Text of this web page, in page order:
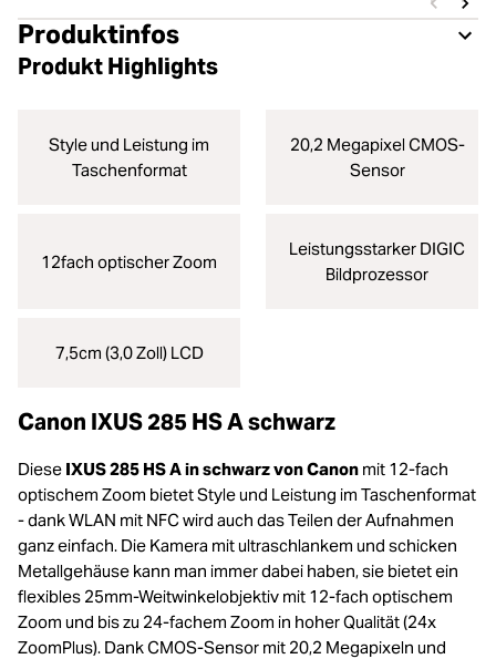
Produktinfos
Produkt Highlights
Style und Leistung im
Taschenformat
20,2 Megapixel CMOS-
Sensor
12fach optischer Zoom
Leistungsstarker DIGIC
Bildprozessor
7,5cm (3,0 Zoll) LCD
Canon IXUS 285 HS A schwarz
Diese IXUS 285 HS A in schwarz von Canon mit 12-fach
optischem Zoom bietet Style und Leistung im Taschenformat
- dank WLAN mit NFC wird auch das Teilen der Aufnahmen
ganz einfach. Die Kamera mit ultraschlankem und schicken
Metallgehäuse kann man immer dabei haben, sie bietet ein
flexibles 25mm-Weitwinkelobjektiv mit 12-fach optischem
Zoom und bis zu 24-fachem Zoom in hoher Qualität (24x
ZoomPlus). Dank CMOS-Sensor mit 20,2 Megapixeln und